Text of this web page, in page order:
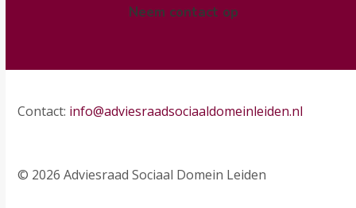
Neem contact op
Contact: info@adviesraadsociaaldomeinleiden.nl
© 2026 Adviesraad Sociaal Domein Leiden